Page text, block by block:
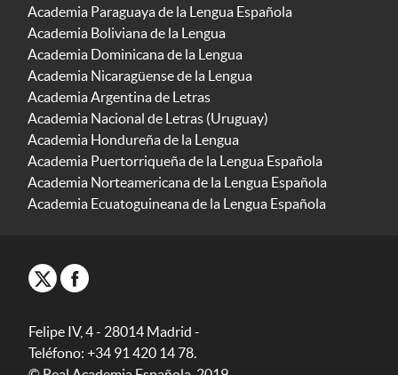
Academia Paraguaya de la Lengua Española
Academia Boliviana de la Lengua
Academia Dominicana de la Lengua
Academia Nicaragüense de la Lengua
Academia Argentina de Letras
Academia Nacional de Letras (Uruguay)
Academia Hondureña de la Lengua
Academia Puertorriqueña de la Lengua Española
Academia Norteamericana de la Lengua Española
Academia Ecuatoguineana de la Lengua Española
Felipe IV, 4 - 28014 Madrid -
Teléfono: +34 91 420 14 78.